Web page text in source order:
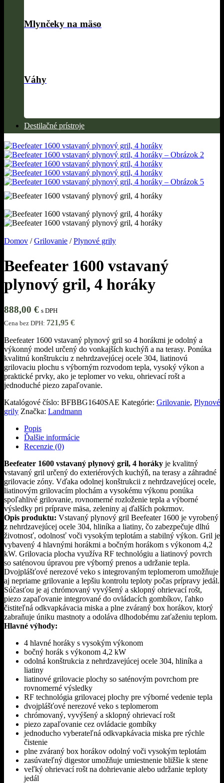
Mlynčeky na mäso
Váhy
Destilačné prístroje
Domov / Grilovanie / Plynové grily
Beefeater 1600 vstavaný
plynový gril, 4 horáky
888,00 € s DPH
Cena bez DPH: 721,95 €
Beefeater 1600 vstavaný plynový gril so 4 horákmi je odolný a
výkonný model určený do vonkajších kuchýň a na terasy. Ponúka
kvalitnú konštrukciu z nehrdzavejúcej ocele 304, liatinovú
grilovaciu plochu s výborným rozvodom tepla, vysoký výkon a
praktické prvky, ako je teplomer vo veku, ohrievací rošt a
jednoduché piezo zapaľovanie.
Katalógové číslo: BFBBG1640SAE Kategórie: Grilovanie, Plynové
grily Značka: Landmann
Popis
Ďalšie informácie
Recenzie (0)
Beefeater 1600 vstavaný plynový gril, 4 horáky je kvalitný
vstavaný gril určený do exteriérových kuchýň, na terasy a záhradné
grilovacie zóny. Vďaka odolnej konštrukcii z nehrdzavejúcej ocele,
liatinovým grilovacím plochám a vysokému výkonu ponúka
spoľahlivé grilovanie, rovnomerné rozloženie tepla a výborné
výsledky pri príprave mäsa, zeleniny aj ďalších pokrmov.
Opis produktu: Vstavaný plynový gril Beefeater 1600 je vyrobený
z nehrdzavejúcej ocele 304, hliníka a liatiny, čo zabezpečuje dlhú
životnosť, odolnosť voči vysokým teplotám a stabilný výkon. Gril je
vybavený 4 hlavnými horákmi a bočným horákom s výkonom 4,2
kW. Grilovacia plocha využíva RF technológiu a liatinový povrch
so saténovou úpravou pre výborný prenos a udržanie tepla.
Dvojplášťové nerezové veko s integrovaným teplomerom umožňuje
aj nepriame grilovanie a lepšiu kontrolu teploty počas prípravy jedál.
Súčasťou je aj chrómovaný vyvýšený a sklopný ohrievací rošt,
piezo zapaľovanie integrované do ovládacích gombíkov, ľahko
čistiteľná odkvapkávacia miska a plne zváraný box horákov, ktorý
zabraňuje úniku mastnoty a odoláva dlhodobému zaťaženiu teplom.
Hlavné výhody:
4 hlavné horáky s vysokým výkonom
bočný horák s výkonom 4,2 kW
odolná konštrukcia z nehrdzavejúcej ocele 304, hliníka a
liatiny
liatinové grilovacie plochy so saténovým povrchom pre
rovnomerné výsledky
RF technológia grilovacej plochy pre výborné vedenie tepla
dvojplášťové nerezové veko s teplomerom
chrómovaný, vyvýšený a sklopný ohrievací rošt
piezo zapaľovanie cez ovládacie gombíky
jednoducho vyberateľná odkvapkávacia miska pre rýchle
čistenie
plne zváraný box horákov odolný voči vysokým teplotám
zasúvateľný digestor umožňuje umiestnenie bližšie k stene
veľký ohrievací rošt na dohrievanie alebo udržanie teploty
jedál